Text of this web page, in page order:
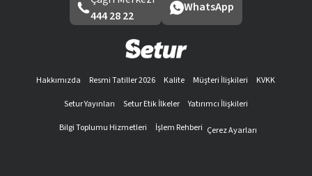
444 28 22
WhatsApp
Hakkımızda Resmi Tatiller 2026 Kalite Müşteri İlişkileri
KVKK
Setur Yayınları
Setur Etik İlkeler
Yatırımcı İlişkileri
Bilgi Toplumu Hizmetleri
İşlem Rehberi Çerez Ayarları